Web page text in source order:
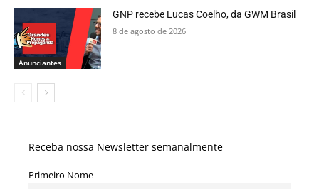
Anunciantes
GNP recebe Lucas Coelho, da GWM Brasil
8 de agosto de 2026
Receba nossa Newsletter semanalmente
Primeiro Nome